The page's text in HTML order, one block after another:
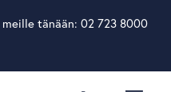
tänään: 02 723 8000